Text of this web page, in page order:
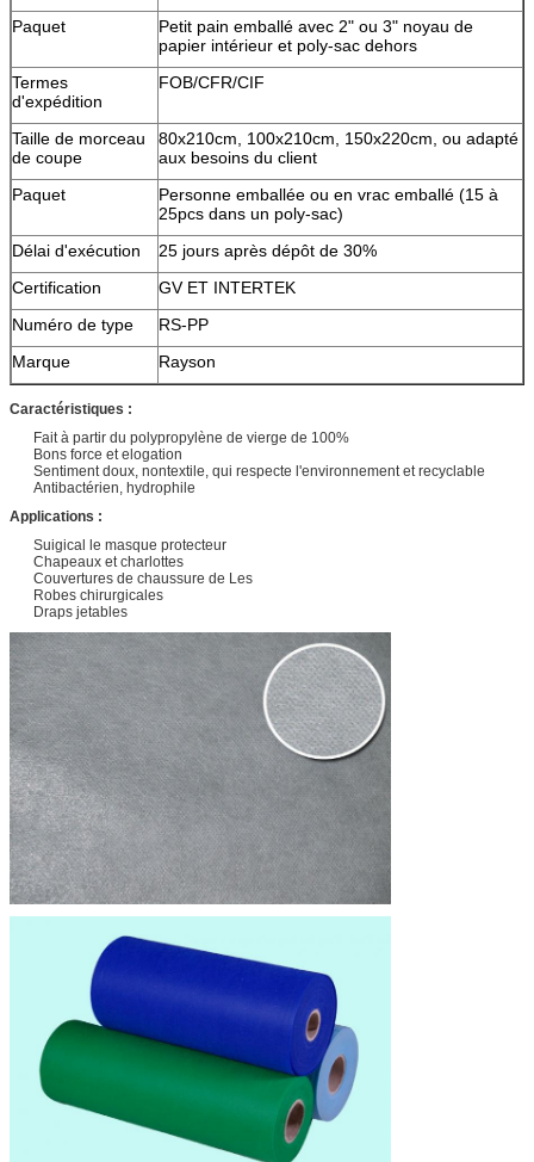
Paquet
Petit pain emballé avec 2" ou 3" noyau de
papier intérieur et poly-sac dehors
Termes
d'expédition
FOB/CFR/CIF
Taille de morceau
de coupe
80x210cm, 100x210cm, 150x220cm, ou adapté
aux besoins du client
Paquet
Personne emballée ou en vrac emballé (15 à
25pcs dans un poly-sac)
Délai d'exécution
25 jours après dépôt de 30%
Certification
GV ET INTERTEK
Numéro de type
RS-PP
Marque
Rayson
Caractéristiques :
Fait à partir du polypropylène de vierge de 100%
Bons force et elogation
Sentiment doux, nontextile, qui respecte l'environnement et recyclable
Antibactérien, hydrophile
Applications :
Suigical le masque protecteur
Chapeaux et charlottes
Couvertures de chaussure de Les
Robes chirurgicales
Draps jetables